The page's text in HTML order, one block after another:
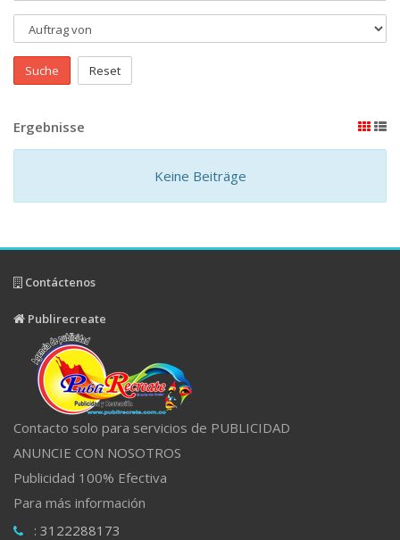
Suche Reset
Ergebnisse
Keine Beiträge
Contáctenos
Publirecreate
Contacto solo para servicios de PUBLICIDAD
ANUNCIE CON NOSOTROS
Publicidad 100% Efectiva
Para más información
: 3122288173